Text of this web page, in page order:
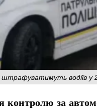
водіїв у
контролю за